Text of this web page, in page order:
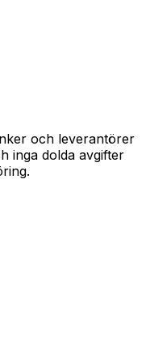
och leverantörer
inga dolda avgifter